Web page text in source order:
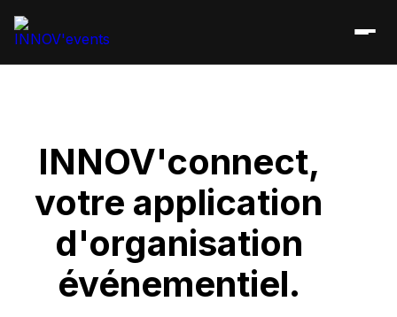
INNOV'connect,
votre application
d'organisation
événementiel.